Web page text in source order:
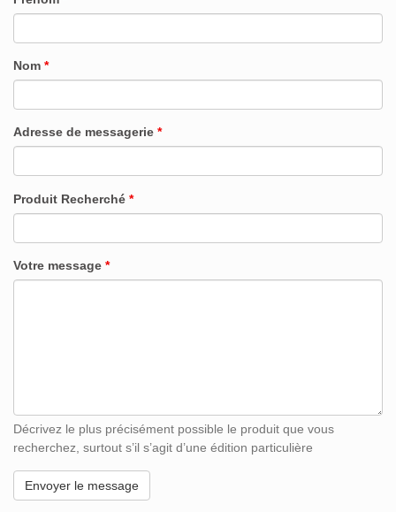
Nom *
Adresse de messagerie *
Produit Recherché *
Votre message *
Décrivez le plus précisément possible le produit que vous
recherchez, surtout s’il s’agit d’une édition particulière